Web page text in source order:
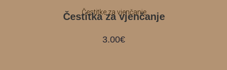
Čestitke za vjenčanje
Čestitka za vjenčanje
3.00€